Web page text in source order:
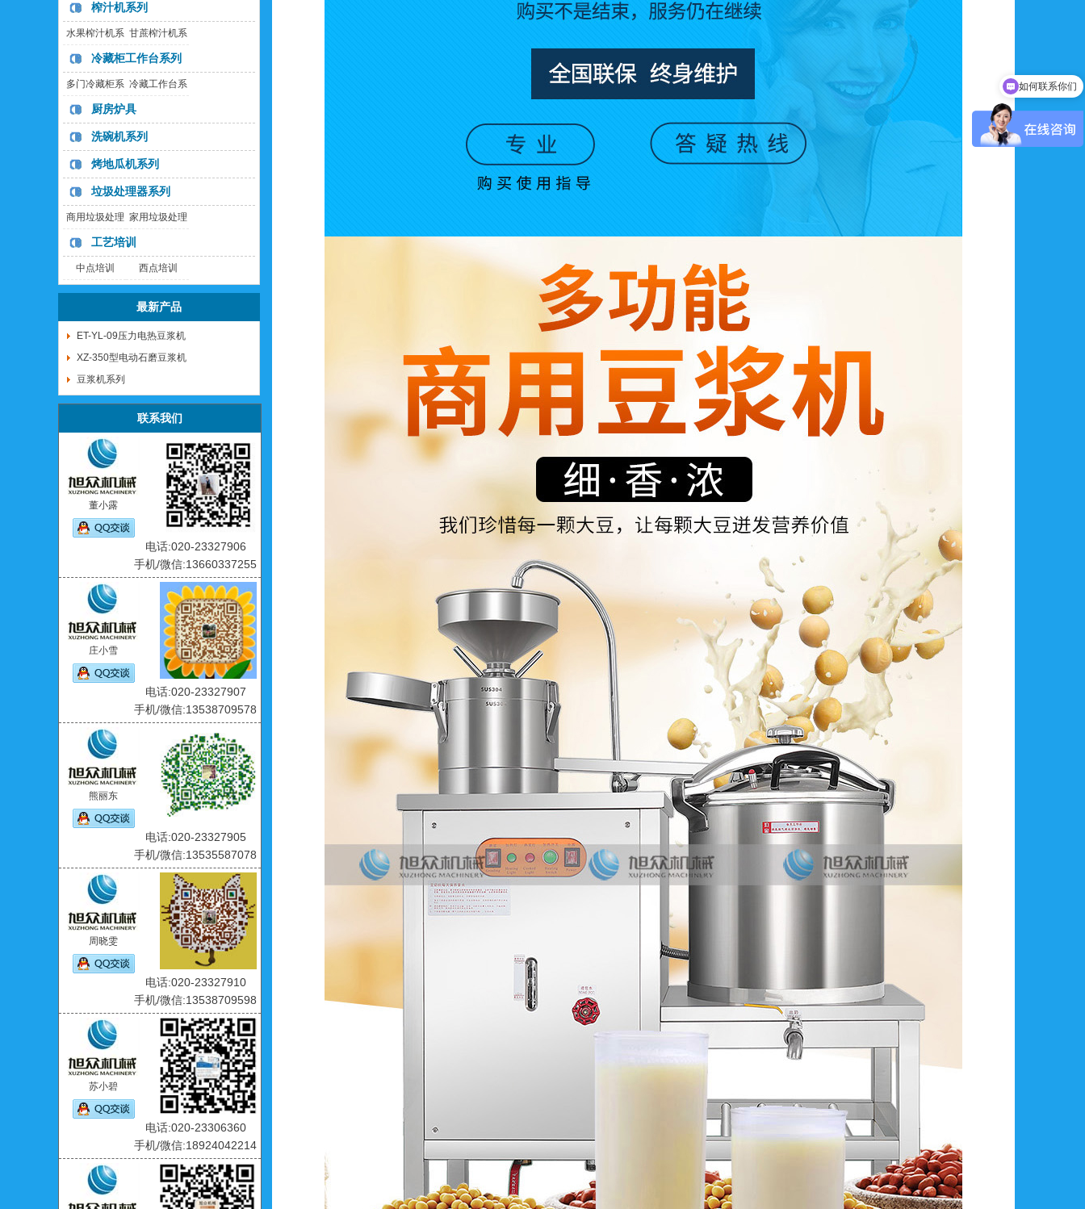
榨汁机系列
水果榨汁机系
列
甘蔗榨汁机系
列
冷藏柜工作台系列
多门冷藏柜系
列
冷藏工作台系
厨房炉具
洗碗机系列
烤地瓜机系列
垃圾处理器系列
商用垃圾处理
器
家用垃圾处理
工艺培训
中点培训 西点培训
最新产品
ET-YL-09压力电热豆浆机
XZ-350型电动石磨豆浆机
豆浆机系列
联系我们
董小露
电话:020-23327906
手机/微信:13660337255
庄小雪
电话:020-23327907
手机/微信:13538709578
熊丽东
电话:020-23327905
手机/微信:13535587078
周晓雯
电话:020-23327910
手机/微信:13538709598
苏小碧
电话:020-23306360
手机/微信:18924042214
可以介绍下你们的产品么